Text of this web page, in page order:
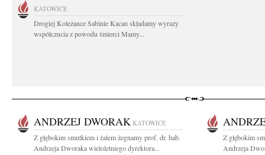
KATOWICE
Drogiej Koleżance Sabinie Kacan składamy wyrazy
współczucia z powodu śmierci Mamy...
ANDRZEJ DWORAK KATOWICE
Z głębokim smutkiem i żalem żegnamy prof. dr. hab.
Andrzeja Dworaka wieloletniego dyrektora...
Z głębokim
Andrzeja